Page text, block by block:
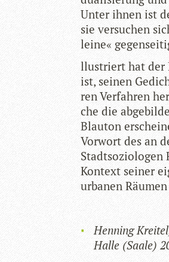
Unter ihnen ist
sie ver­su­chen
leine«
llus­triert hat der
ist, sei­nen
ren Ver­fah­ren
che die
Blau­ton
Vor­wort des an
Stadt­so­zio­lo­gen
Kon­text sei­ner
urba­nen
Hen­ning
Halle (Saale)